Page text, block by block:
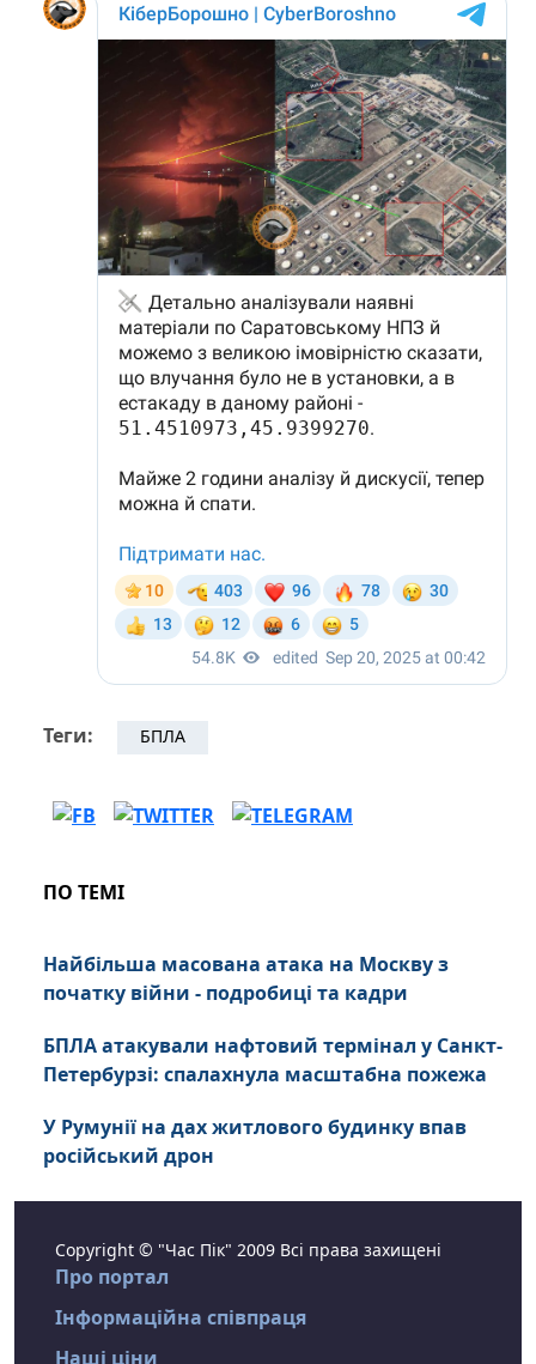
Теги: БПЛА
ПО ТЕМІ
Найбільша масована атака на Москву з
початку війни - подробиці та кадри
БПЛА атакували нафтовий термінал у Санкт-
Петербурзі: спалахнула масштабна пожежа
У Румунії на дах житлового будинку впав
російський дрон
Copyright © "Час Пік" 2009 Всі права захищені
Про портал
Інформаційна співпраця
Наші ціни